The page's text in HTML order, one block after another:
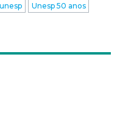
unesp
Unesp 50 anos
WhatsApp
no LinkedIn